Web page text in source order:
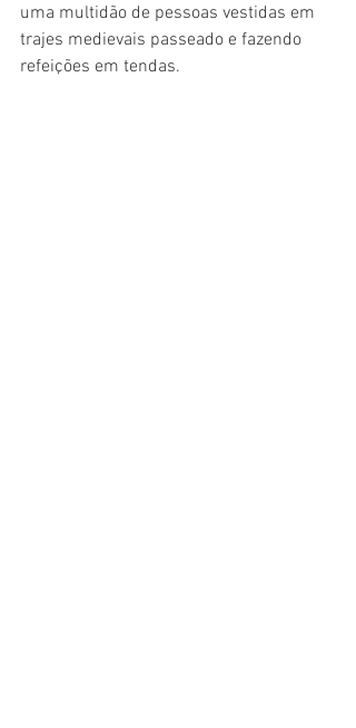
uma multidão de pessoas vestidas em
trajes medievais passeado e fazendo
refeições em tendas.